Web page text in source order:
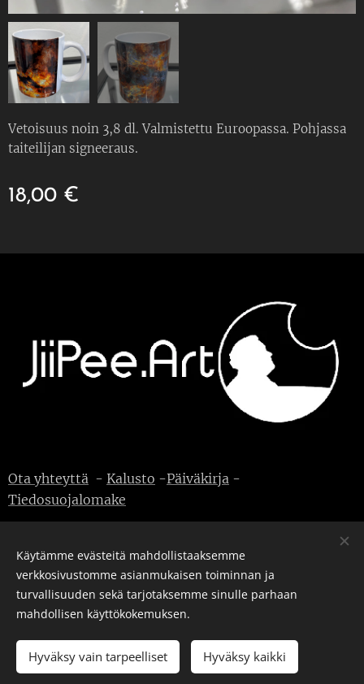
Vetoisuus noin 3,8 dl. Valmistettu Euroopassa. Pohjassa
taiteilijan signeeraus.
18,00 €
Ota yhteyttä - Kalusto -Päiväkirja -
Tiedosuojalomake
© J-P Metsävainio. Kaikki oikeudet pidätetään.
Käytämme evästeitä mahdollistaaksemme
verkkosivustomme asianmukaisen toiminnan ja
turvallisuuden sekä tarjotaksemme sinulle parhaan
mahdollisen käyttökokemuksen.
Hyväksy vain tarpeelliset Hyväksy kaikki